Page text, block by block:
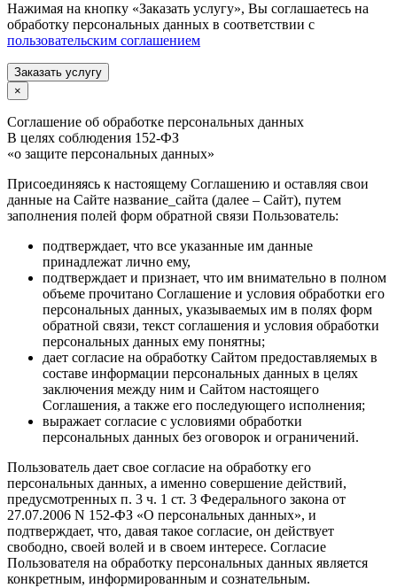
Нажимая на кнопку «Заказать услугу», Вы соглашаетесь на
обработку персональных данных в соответствии с
пользовательским соглашением
Заказать услугу
×
Соглашение об обработке персональных данных
В целях соблюдения 152-ФЗ
«о защите персональных данных»
Присоединяясь к настоящему Соглашению и оставляя свои
данные на Сайте название_сайта (далее – Сайт), путем
заполнения полей форм обратной связи Пользователь:
подтверждает, что все указанные им данные
принадлежат лично ему,
подтверждает и признает, что им внимательно в полном
объеме прочитано Соглашение и условия обработки его
персональных данных, указываемых им в полях форм
обратной связи, текст соглашения и условия обработки
персональных данных ему понятны;
дает согласие на обработку Сайтом предоставляемых в
составе информации персональных данных в целях
заключения между ним и Сайтом настоящего
Соглашения, а также его последующего исполнения;
выражает согласие с условиями обработки
персональных данных без оговорок и ограничений.
Пользователь дает свое согласие на обработку его
персональных данных, а именно совершение действий,
предусмотренных п. 3 ч. 1 ст. 3 Федерального закона от
27.07.2006 N 152-ФЗ «О персональных данных», и
подтверждает, что, давая такое согласие, он действует
свободно, своей волей и в своем интересе. Согласие
Пользователя на обработку персональных данных является
конкретным, информированным и сознательным.